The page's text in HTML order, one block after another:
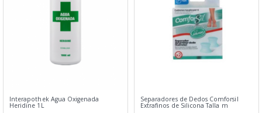
Interapothek Agua Oxigenada
Heridine 1L
Separadores de Dedos Comforsil
Extrafinos de Silicona Talla m